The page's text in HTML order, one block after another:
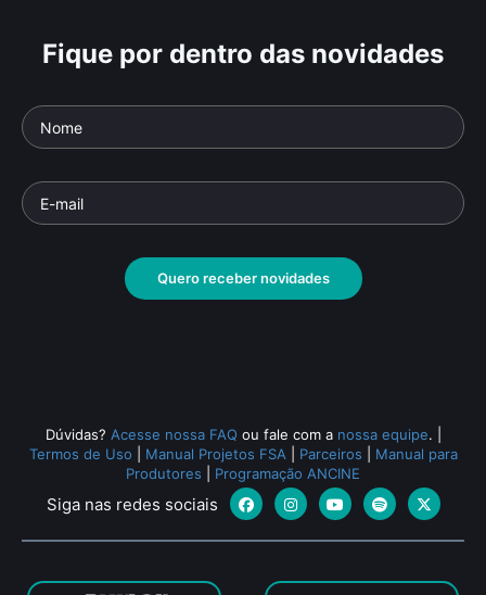
Fique por dentro das novidades
Quero receber novidades
Dúvidas? Acesse nossa FAQ ou fale com a nossa equipe.
Termos de Uso
Manual Projetos FSA Parceiros
Manual para
Produtores
Programação ANCINE
Siga nas redes sociais